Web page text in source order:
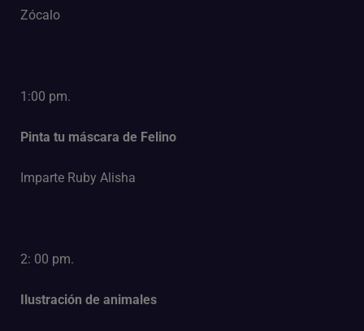
Zócalo
1:00 pm.
Pinta tu máscara de Felino
Imparte Ruby Alisha
2: 00 pm.
Ilustración de animales